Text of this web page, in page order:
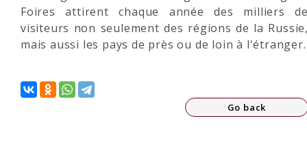
Foires attirent chaque année des milliers
visiteurs non seulement des régions de la
mais aussi les pays de près ou de loin à l'étranger.
Go back